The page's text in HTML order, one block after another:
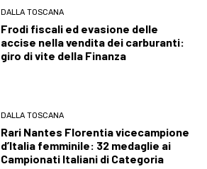
DALLA TOSCANA
Frodi fiscali ed evasione delle
accise nella vendita dei carburanti:
giro di vite della Finanza
DALLA TOSCANA
Rari Nantes Florentia vicecampione
d’Italia femminile: 32 medaglie ai
Campionati Italiani di Categoria